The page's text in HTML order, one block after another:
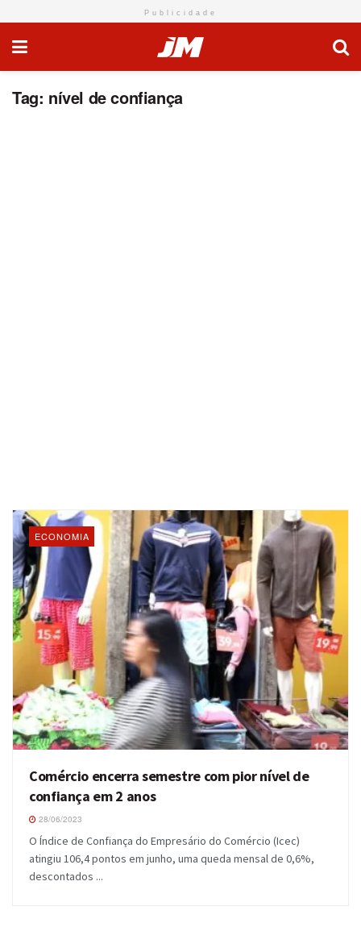
Publicidade
Tag: nível de confiança
ECONOMIA
Comércio encerra semestre com pior nível de
confiança em 2 anos
28/06/2023
O Índice de Confiança do Empresário do Comércio (Icec)
atingiu 106,4 pontos em junho, uma queda mensal de 0,6%,
descontados ...